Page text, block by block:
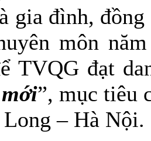
gia đình,
môn
TVQG đạt
”, mục tiêu
– Hà Nội.